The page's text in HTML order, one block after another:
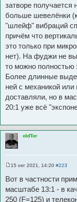
затворе получается
больше шевелёнки
"шлейф" вибраций
причём что
это только при
нет). На фуджи не
то можно полностью
Более длинные
ней с механикой
доставляли, но в
20:1 уже всё
oldTor
о
б
щ
е
15 окт 2021, 14:20 #223
Вот в частности
масштабе 13:1 - в
250 (F=125) и